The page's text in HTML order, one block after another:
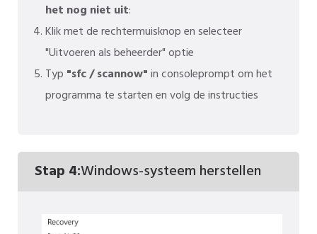
het nog niet uit:
Klik met de rechtermuisknop en selecteer
"Uitvoeren als beheerder" optie
Typ "sfc / scannow"in consoleprompt om het
programma te starten en volg de instructies
Stap 4:Windows-systeem herstellen